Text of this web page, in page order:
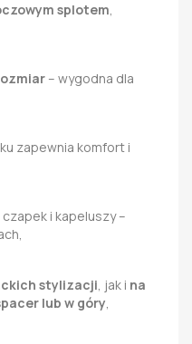
splotem,
– wygodna dla
zapewnia komfort i
i kapeluszy –
stylizacji, jak i na
lub w góry,